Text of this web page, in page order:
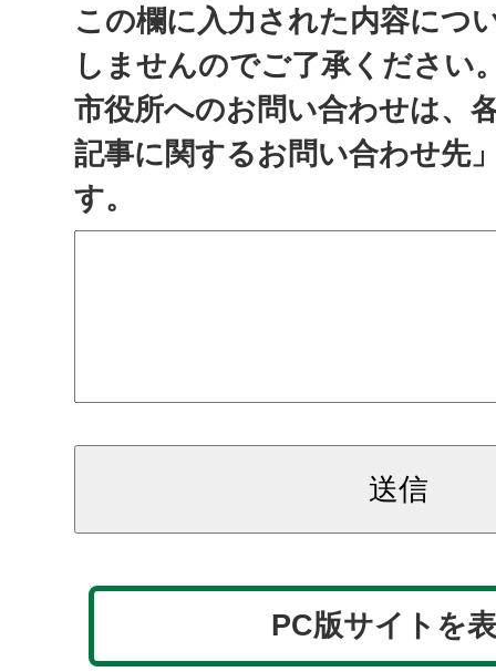
この欄に入力された内容につ
しませんのでご了承ください
市役所へのお問い合わせは、
記事に関するお問い合わせ先
す。
PC版サイトを